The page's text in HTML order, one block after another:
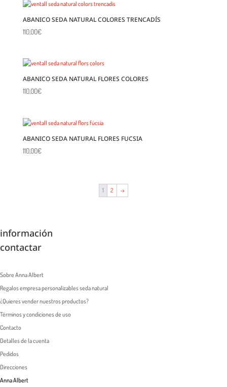
ABANICO SEDA NATURAL COLORES TRENCADÍS
110,00€
ABANICO SEDA NATURAL FLORES COLORES
110,00€
ABANICO SEDA NATURAL FLORES FUCSIA
110,00€
1 2 →
información
contactar
Sobre Anna Albert
Regalos empresa personalizables seda natural
¿Quieres vender nuestros productos?
Términos y condiciones de uso
Contacto
Detalles de la cuenta
Pedidos
Direcciones
Anna Albert